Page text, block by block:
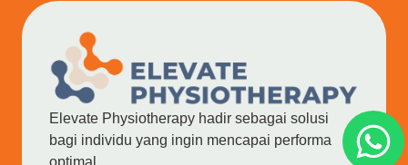
Elevate Physiotherapy hadir sebagai solusi
bagi individu yang ingin mencapai performa